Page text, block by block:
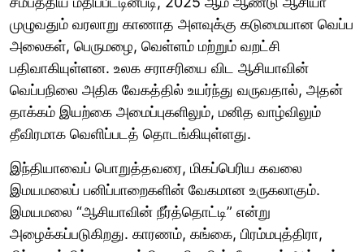
முழுவதும் வரலாறு காணாத அளவுக்கு கடுமையான வெப்ப
அலைகள், பெருமழை, வெள்ளம் மற்றும் வறட்சி
பதிவாகியுள்ளன. உலக சராசரியை விட ஆசியாவின்
வெப்பநிலை அதிக வேகத்தில் உயர்ந்து வருவதால், அதன்
தாக்கம் இயற்கை அமைப்புகளிலும், மனித வாழ்விலும்
தீவிரமாக வெளிப்படத் தொடங்கியுள்ளது.
இந்தியாவைப் பொறுத்தவரை, மிகப்பெரிய கவலை
இமயமலைப் பனிப்பாறைகளின் வேகமான உருகலாகும்.
இமயமலை “ஆசியாவின் நீர்த்தொட்டி” என்று
அழைக்கப்படுகிறது. காரணம், கங்கை, பிரம்மபுத்திரா,